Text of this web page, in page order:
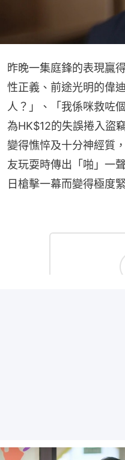
昨晚一集庭鋒的表現贏
性正義、前途光明的偉
人？」、「我係咪救咗
為HK$12的失誤捲入盜
變得憔悴及十分神經質
友玩耍時傳出「啪」一
日槍擊一幕而變得極度緊